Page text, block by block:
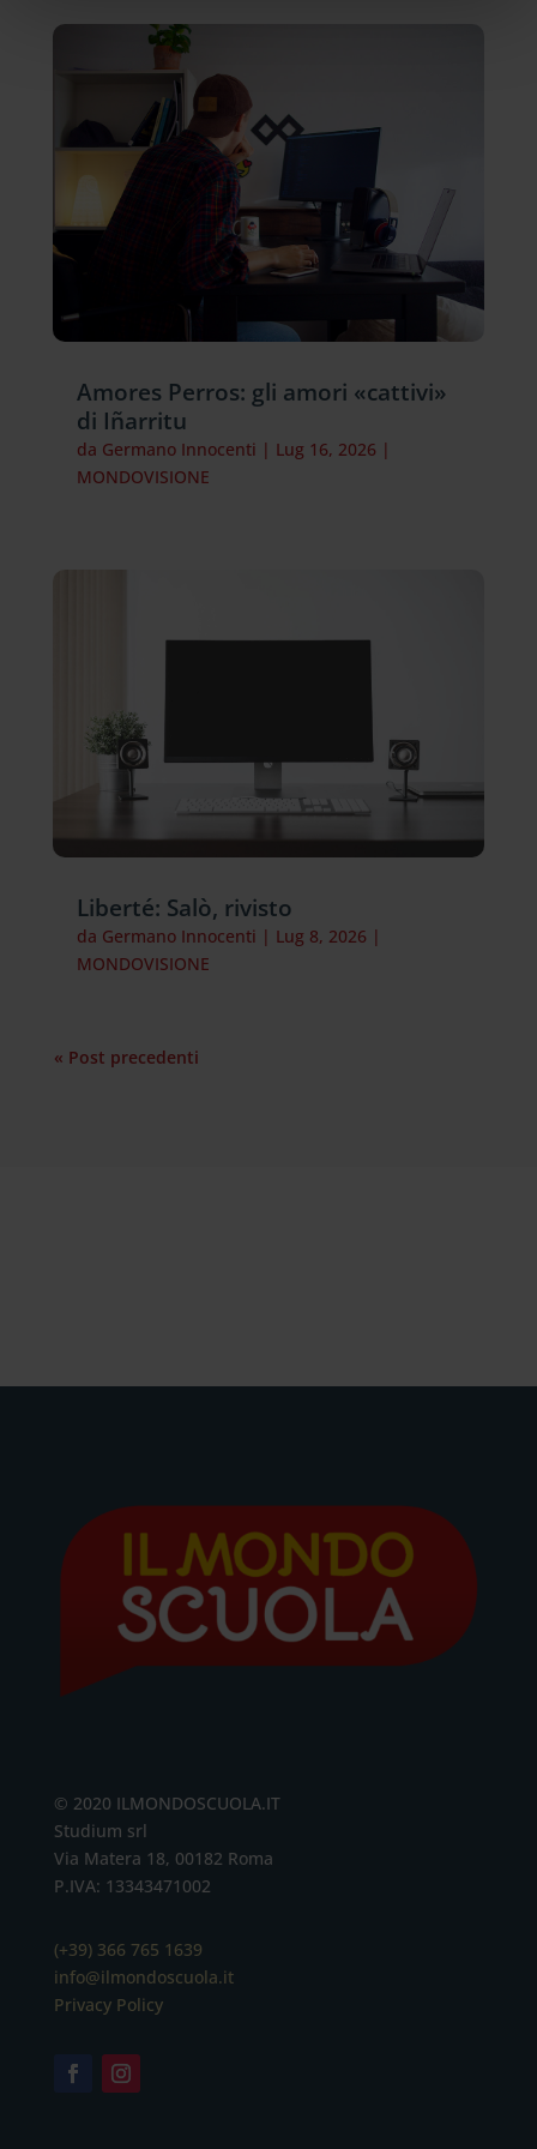
Amores Perros: gli amori «cattivi»
di Iñarritu
da Germano Innocenti | Lug 16, 2026 |
MONDOVISIONE
Liberté: Salò, rivisto
da Germano Innocenti | Lug 8, 2026 |
MONDOVISIONE
« Post precedenti
© 2020 ILMONDOSCUOLA.IT
Studium srl
Via Matera 18, 00182 Roma
P.IVA: 13343471002
(+39) 366 765 1639
info@ilmondoscuola.it
Privacy Policy